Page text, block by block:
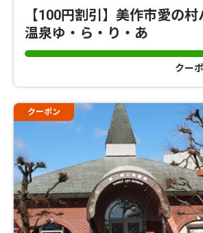
【100円割引】美作市愛の
温泉ゆ・ら・り・あ
クー
クーポン